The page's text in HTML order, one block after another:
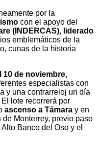
por la
con el apoyo del
(INDERCAS), liderado
emblemáticos de la
cunas de la historia
10 de noviembre,
especialistas con
y una contrarreloj un día
lote recorrerá por
ascenso a Támara y en
Monterrey, previo paso
Banco del Oso y el